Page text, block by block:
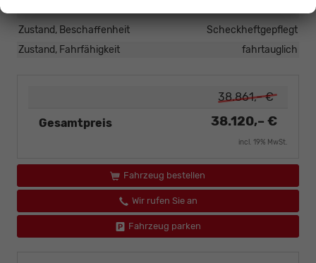
Zustand, Beschaffenheit
Scheckheftgepflegt
Zustand, Fahrfähigkeit
fahrtauglich
38.861,– €
Gesamtpreis
38.120,– €
incl. 19% MwSt.
Fahrzeug bestellen
Wir rufen Sie an
Fahrzeug parken